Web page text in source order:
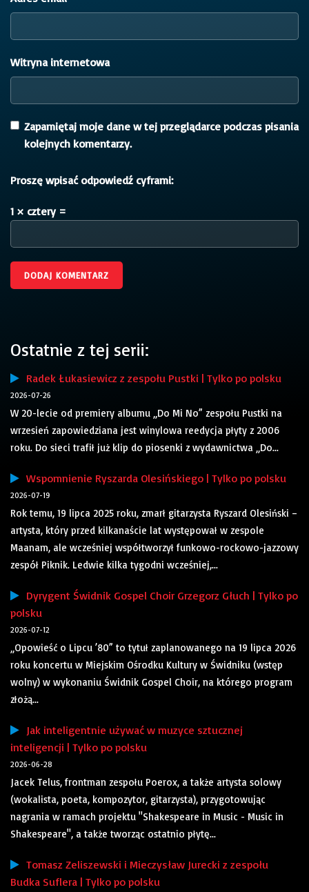
Witryna internetowa
Zapamiętaj moje dane w tej przeglądarce podczas pisania
kolejnych komentarzy.
Proszę wpisać odpowiedź cyframi:
1 × cztery =
Ostatnie z tej serii:
Radek Łukasiewicz z zespołu Pustki | Tylko po polsku
2026-07-26
W 20-lecie od premiery albumu „Do Mi No” zespołu Pustki na
wrzesień zapowiedziana jest winylowa reedycja płyty z 2006
roku. Do sieci trafił już klip do piosenki z wydawnictwa „Do...
Wspomnienie Ryszarda Olesińskiego | Tylko po polsku
2026-07-19
Rok temu, 19 lipca 2025 roku, zmarł gitarzysta Ryszard Olesiński –
artysta, który przed kilkanaście lat występował w zespole
Maanam, ale wcześniej współtworzył funkowo-rockowo-jazzowy
zespół Piknik. Ledwie kilka tygodni wcześniej,...
Dyrygent Świdnik Gospel Choir Grzegorz Głuch | Tylko po
polsku
2026-07-12
„Opowieść o Lipcu ’80” to tytuł zaplanowanego na 19 lipca 2026
roku koncertu w Miejskim Ośrodku Kultury w Świdniku (wstęp
wolny) w wykonaniu Świdnik Gospel Choir, na którego program
złożą...
Jak inteligentnie używać w muzyce sztucznej
inteligencji | Tylko po polsku
2026-06-28
Jacek Telus, frontman zespołu Poerox, a także artysta solowy
(wokalista, poeta, kompozytor, gitarzysta), przygotowując
nagrania w ramach projektu "Shakespeare in Music - Music in
Shakespeare", a także tworząc ostatnio płytę...
Tomasz Zeliszewski i Mieczysław Jurecki z zespołu
Budka Suflera | Tylko po polsku